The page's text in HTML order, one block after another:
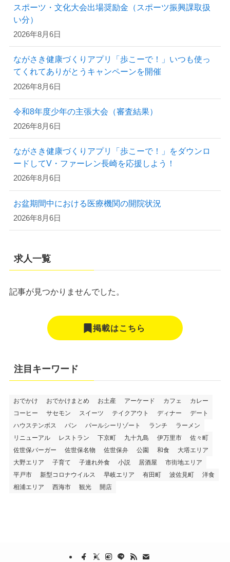
スポーツ・文化大会出場奨励金（スポーツ振興課取扱
い分）
2026年8月6日
ながさき健康づくりアプリ「歩こーで！」いつも使っ
てくれてありがとうキャンペーンを開催
2026年8月6日
令和8年度少年の主張大会（審査結果）
2026年8月6日
ながさき健康づくりアプリ「歩こーで！」をダウンロ
ードしてV・ファーレン長崎を応援しよう！
2026年8月6日
お盆期間中における医療機関の開院状況
2026年8月6日
求人一覧
記事が見つかりませんでした。
掲載はこちら
注目キーワード
おでかけ おでかけまとめ お土産 アーケード カフェ
カレー
コーヒー
サセモン スイーツ テイクアウト ディナー
デート
ハウステンボス
パン パールシーリゾート ランチ
ラーメン
リニューアル
レストラン 下京町 九十九島 伊万里市
佐々町
佐世保バーガー
佐世保名物 佐世保弁 公園 和食
大塔エリア
大野エリア
子育て 子連れ外食 小説 居酒屋
市街地エリア
平戸市
新型コロナウイルス 早岐エリア 有田町 波佐見町
洋食
相浦エリア
西海市 観光 開店